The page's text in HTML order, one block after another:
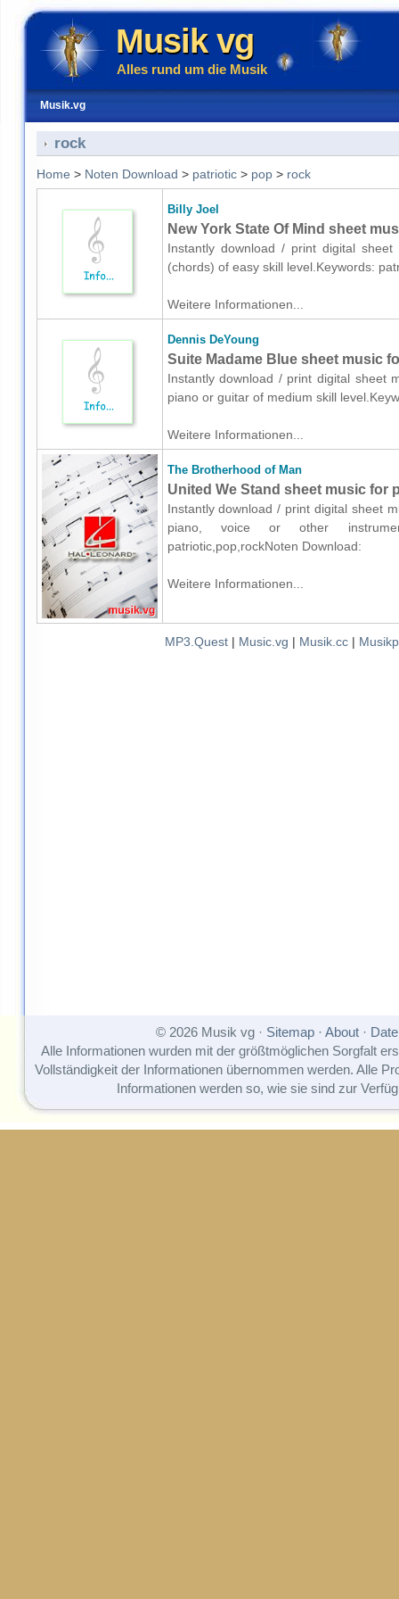
Musik vg
Alles rund um die Musik
Musik.vg
rock
Home > Noten Download > patriotic> pop> rock
Billy Joel
New York State Of Mind sheet
Instantly download / print digital
(chords) of easy skill level.Keywords:
Weitere Informationen...
Dennis DeYoung
Suite Madame Blue sheet music
Instantly download / print digital sheet
piano or guitar of medium skill
Weitere Informationen...
The Brotherhood of Man
United We Stand sheet music for
Instantly download / print digital sheet
piano, voice or other
patriotic,pop,rockNoten Download:
Weitere Informationen...
MP3.Quest| Music.vg | Musik.cc|
© 2026 Musik vg · Sitemap· About·
Alle Informationen wurden mit der größtmöglichen Sorgfalt
Vollständigkeit der Informationen übernommen werden. Alle
Informationen werden so, wie sie sind zur